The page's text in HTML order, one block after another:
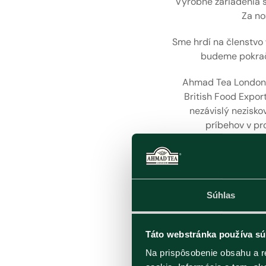
Súhlas
Táto webstránka používa
Na prispôsobenie obsahu a
Za
Sme hrdí na
budeme
Ahmad Tea
British Food
nezávislý
príbehov v
Ďalej sme činní v
pre životné
pre
kritikov z
spisovateľov a
1995 a je vo